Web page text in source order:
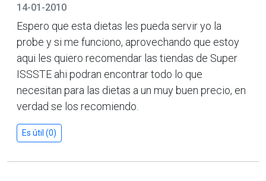
14-01-2010
Espero que esta dietas les pueda servir yo la
probe y si me funciono, aprovechando que estoy
aqui les quiero recomendar las tiendas de Super
ISSSTE ahi podran encontrar todo lo que
necesitan para las dietas a un muy buen precio, en
verdad se los recomiendo.
Es útil (0)